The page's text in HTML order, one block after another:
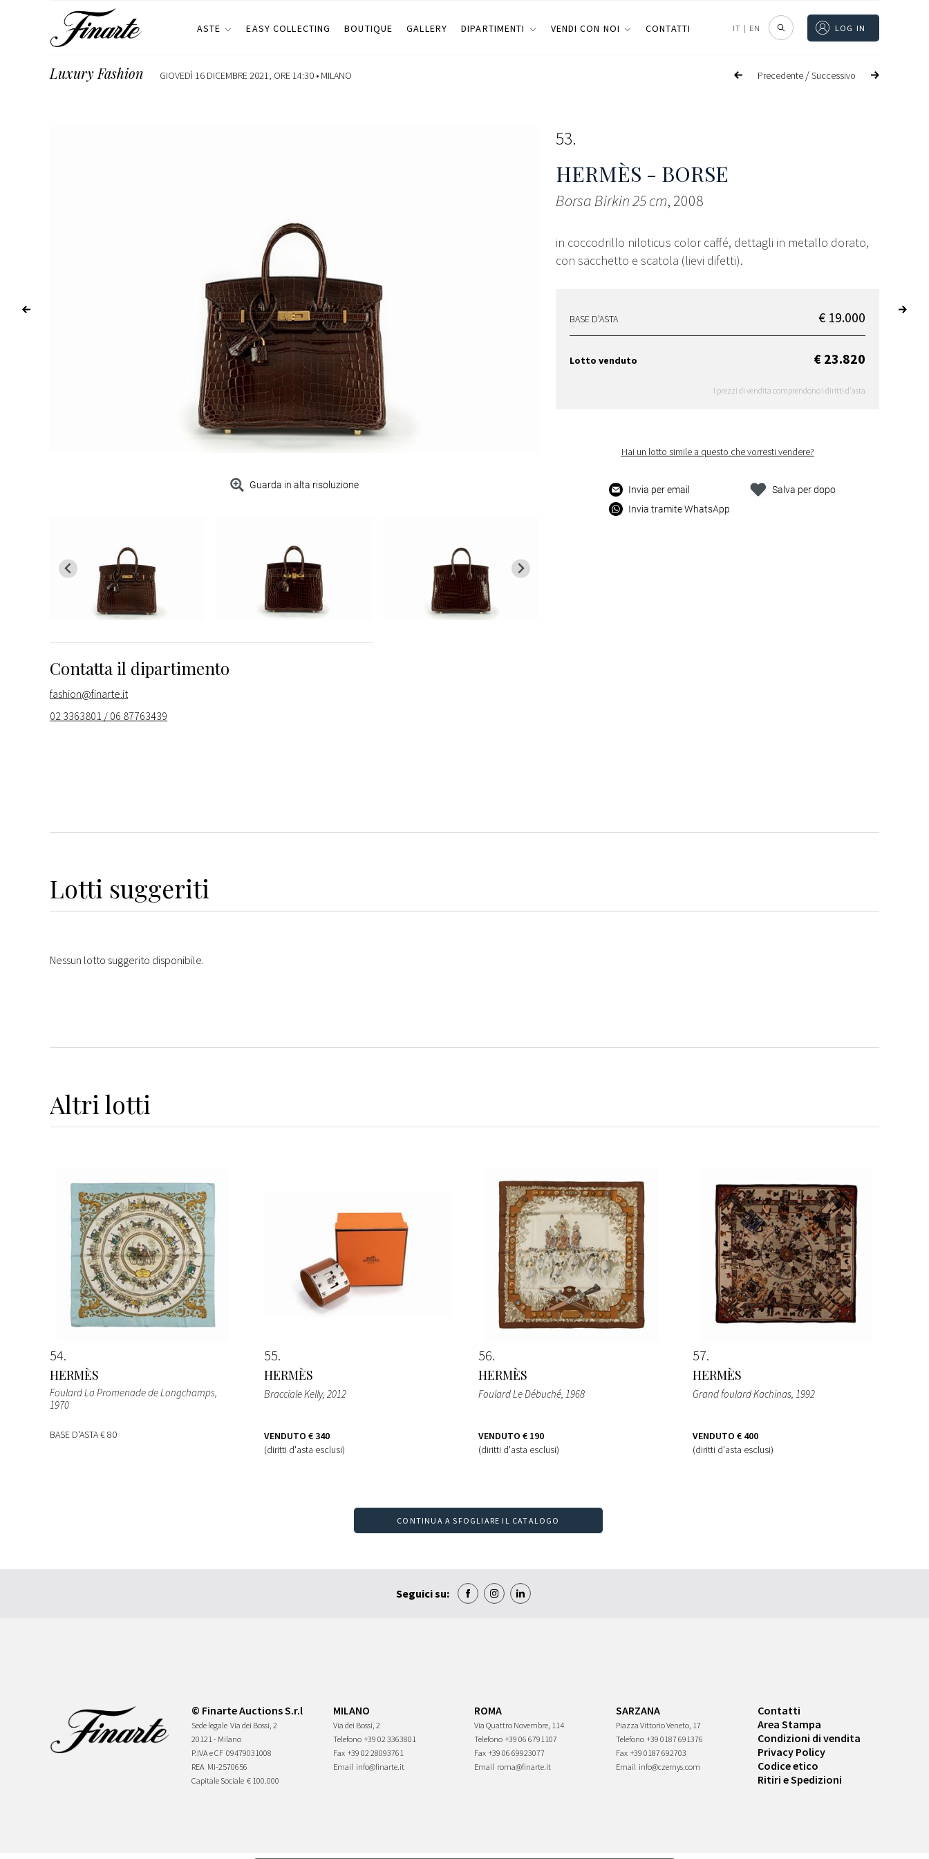
ASTE EASY COLLECTING BOUTIQUE GALLERY DIPARTIMENTI VENDI CON NOI CONTATTI IT | EN LOG IN
Precedente /Successivo
Luxury Fashion GIOVEDÌ 16 DICEMBRE 2021, ORE 14:30 • MILANO
Guarda in alta risoluzione
53
HERMÈS - BORSE
Borsa Birkin 25 cm, 2008
in coccodrillo niloticus color caffé, dettagli in metallo dorato,
con sacchetto e scatola (lievi difetti).
BASE D'ASTA € 19.000
Lotto venduto € 23.820
I prezzi di vendita comprendono i diritti d'asta
Hai un lotto simile a questo che vorresti vendere?
Invia per email
Invia tramite WhatsApp
Salva per dopo
Contatta il dipartimento
fashion@finarte.it
02 3363801 / 06 87763439
Lotti suggeriti
Nessun lotto suggerito disponibile.
Altri lotti
54
HERMÈS
Foulard La Promenade de Longchamps,
1970
BASE D'ASTA€ 80
55
HERMÈS
Bracciale Kelly, 2012
VENDUTO € 340
(diritti d'asta esclusi)
56
HERMÈS
Foulard Le Débuché, 1968
VENDUTO € 190
(diritti d'asta esclusi)
57
HERMÈS
Grand foulard Kachinas, 1992
VENDUTO € 400
(diritti d'asta esclusi)
CONTINUA A SFOGLIARE IL CATALOGO
Seguici su:
© Finarte Auctions S.r.l
Sede legale Via dei Bossi, 2
20121 - Milano
P.IVA e CF 09479031008
REA MI-2570656
Capitale Sociale € 100.000
MILANO
Via dei Bossi, 2
Telefono +39 02 3363801
Fax +39 02 28093761
Email info@finarte.it
ROMA
Via Quattro Novembre, 114
Telefono +39 06 6791107
Fax +39 06 69923077
Email roma@finarte.it
SARZANA
Piazza Vittorio Veneto, 17
Telefono +39 0187 691376
Fax +39 0187 692703
Email info@czernys.com
Contatti
Area Stampa
Condizioni di vendita
Privacy Policy
Codice etico
Ritiri e Spedizioni